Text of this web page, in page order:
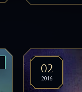
02
2016